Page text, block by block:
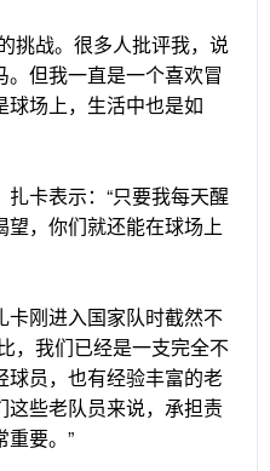
挑战。很多人批评我，说
但我一直是一个喜欢冒
球场上，生活中也是如
卡表示：“只要我每天醒
，你们就还能在球场上
卡刚进入国家队时截然不
，我们已经是一支完全不
球员，也有经验丰富的老
这些老队员来说，承担责
要。”